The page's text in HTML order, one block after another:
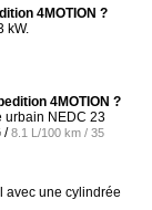
4MOTION ?
kW.
4MOTION ?
urbain NEDC 23
/8.1 L/100 km / 35
avec une cylindrée